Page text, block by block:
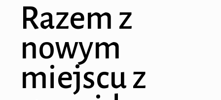
Razem z
nowym
miejscu z